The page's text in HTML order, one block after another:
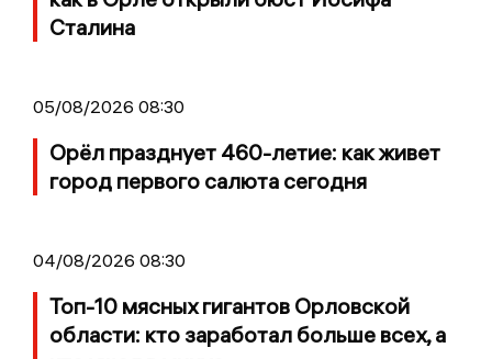
Сталина
05/08/2026 08:30
Орёл празднует 460-летие: как живет
город первого салюта сегодня
04/08/2026 08:30
Топ-10 мясных гигантов Орловской
области: кто заработал больше всех, а